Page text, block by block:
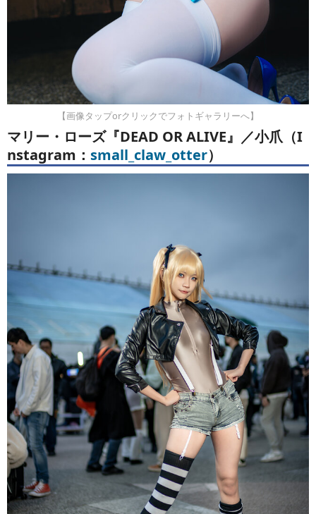
【画像タップorクリックでフォトギャラリーへ】
マリー・ローズ『DEAD OR ALIVE』／小爪（I
nstagram： small_claw_otter）